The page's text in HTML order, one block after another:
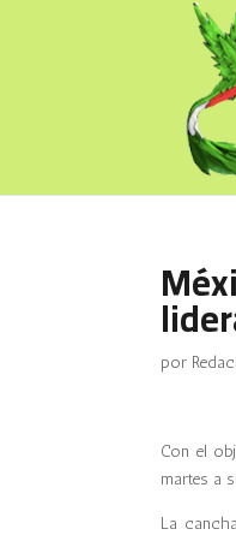
por
Con el
martes a
La